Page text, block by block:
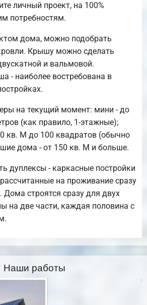
личный проект, на 100%
потребностям.
дома, можно подобрать
Крышу можно сделать
и вальмовой.
- наиболее востребована в
на текущий момент: мини - до
(как правило, 1-этажные);
кв. М до 100 квадратов (обычно
дома - от 150 кв. М и больше.
дуплексы - каркасные постройки
на проживание сразу
Дома строятся сразу для двух
на две части, каждая половина с
Наши работы